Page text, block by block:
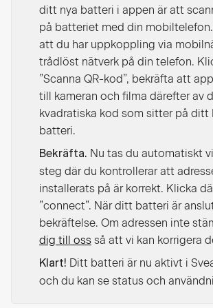
ditt nya batteri i appen är att
på batteriet med din
att du har uppkoppling via
trådlöst nätverk på din telefon.
”Scanna QR-kod”, bekräfta att
till kameran och filma därefter av
kvadratiska kod som sitter på ditt
batteri.
Bekräfta. Nu tas du automatiskt
steg där du kontrollerar att
installerats på är korrekt. Klicka
”connect”. När ditt batteri är
bekräftelse. Om adressen inte
dig till oss så att vi kan korrigera
Klart! Ditt batteri är nu aktivt i
och du kan se status och